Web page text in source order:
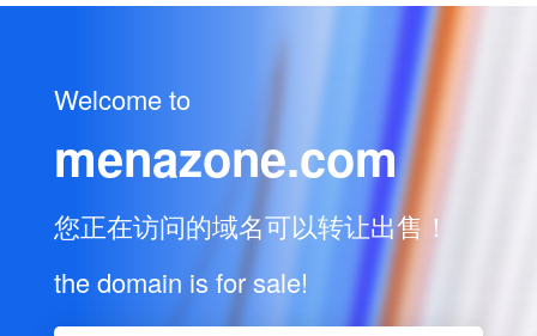
Welcome to
menazone.com
您正在访问的域名可以转让出售！
the domain is for sale!